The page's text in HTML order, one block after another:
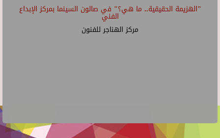
"الهزيمة الحقيقية.. ما هي؟" في صالون السينما بمركز الإبداع
الفني
مركز الهناجر للفنون